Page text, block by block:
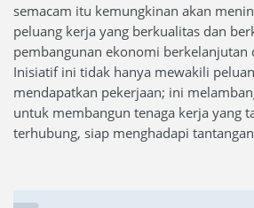
semacam itu kemungkinan akan
peluang kerja yang berkualitas dan
pembangunan ekonomi berkelanjutan
Inisiatif ini tidak hanya mewakili
mendapatkan pekerjaan; ini
untuk membangun tenaga kerja yang
terhubung, siap menghadapi